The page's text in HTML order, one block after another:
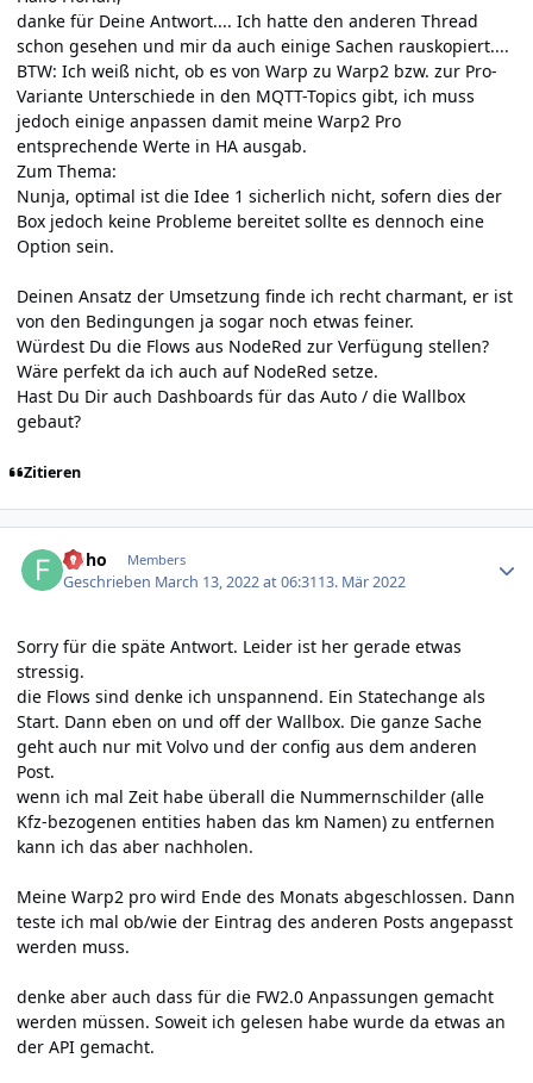
danke für Deine Antwort.... Ich hatte den anderen Thread
schon gesehen und mir da auch einige Sachen rauskopiert....
BTW: Ich weiß nicht, ob es von Warp zu Warp2 bzw. zur Pro-
Variante Unterschiede in den MQTT-Topics gibt, ich muss
jedoch einige anpassen damit meine Warp2 Pro
entsprechende Werte in HA ausgab.
Zum Thema:
Nunja, optimal ist die Idee 1 sicherlich nicht, sofern dies der
Box jedoch keine Probleme bereitet sollte es dennoch eine
Option sein.
Deinen Ansatz der Umsetzung finde ich recht charmant, er ist
von den Bedingungen ja sogar noch etwas feiner.
Würdest Du die Flows aus NodeRed zur Verfügung stellen?
Wäre perfekt da ich auch auf NodeRed setze.
Hast Du Dir auch Dashboards für das Auto / die Wallbox
gebaut?
Zitieren
floho Members
Geschrieben March 13, 2022 at 06:3113. Mär 2022
Sorry für die späte Antwort. Leider ist her gerade etwas
stressig.
die Flows sind denke ich unspannend. Ein Statechange als
Start. Dann eben on und off der Wallbox. Die ganze Sache
geht auch nur mit Volvo und der config aus dem anderen
Post.
wenn ich mal Zeit habe überall die Nummernschilder (alle
Kfz-bezogenen entities haben das km Namen) zu entfernen
kann ich das aber nachholen.
Meine Warp2 pro wird Ende des Monats abgeschlossen. Dann
teste ich mal ob/wie der Eintrag des anderen Posts angepasst
werden muss.
denke aber auch dass für die FW2.0 Anpassungen gemacht
werden müssen. Soweit ich gelesen habe wurde da etwas an
der API gemacht.